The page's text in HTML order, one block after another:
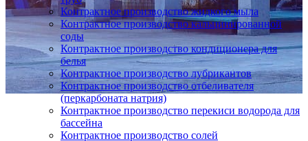
Контрактное производство жидкого мыла
Контрактное производство кальцинированной
соды
Контрактное производство кондиционера для
белья
Контрактное производство лубрикантов
Контрактное производство отбеливателя
(перкарбоната натрия)
Контрактное производство перекиси водорода для
бассейна
Контрактное производство солей